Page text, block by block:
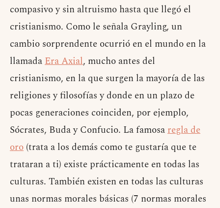
compasivo y sin altruismo hasta que llegó el
cristianismo. Como le señala Grayling, un
cambio sorprendente ocurrió en el mundo en la
llamadaEra Axial, mucho antes del
cristianismo, en la que surgen la mayoría de las
religiones y filosofías y donde en un plazo de
pocas generaciones coinciden, por ejemplo,
Sócrates, Buda y Confucio. La famosaregla de
oro (trata a los demás como te gustaría que te
trataran a ti) existe prácticamente en todas las
culturas. También existen en todas las culturas
unas normas morales básicas (7 normas morales